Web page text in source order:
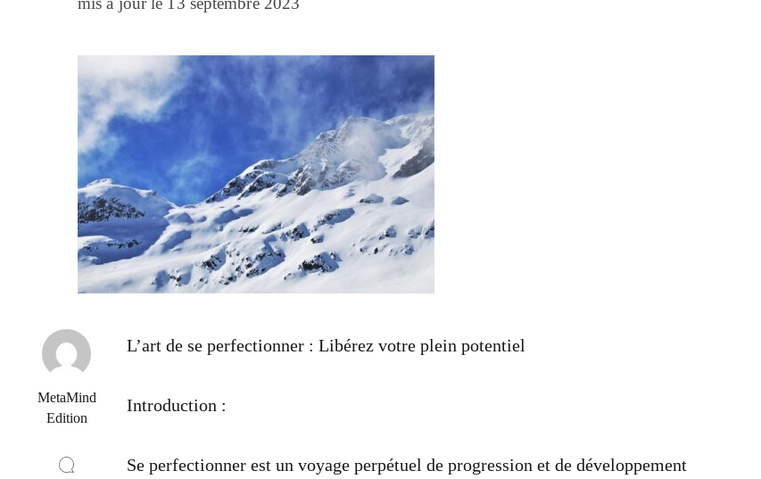
MetaMind
Edition
L’art de se perfectionner : Libérez votre plein potentiel
Introduction :
Se perfectionner est un voyage perpétuel de progression et de développement